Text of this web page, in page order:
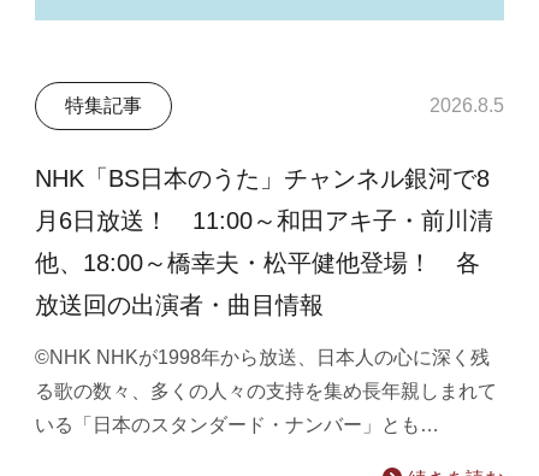
特集記事 2026.8.5
NHK「BS日本のうた」チャンネル銀河で8
月6日放送！ 11:00～和田アキ子・前川清
他、18:00～橋幸夫・松平健他登場！ 各
放送回の出演者・曲目情報
©NHK NHKが1998年から放送、日本人の心に深く残
る歌の数々、多くの人々の支持を集め長年親しまれて
いる「日本のスタンダード・ナンバー」とも…